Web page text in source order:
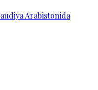
Arabistonida